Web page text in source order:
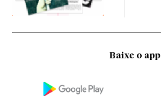
Baixe o app